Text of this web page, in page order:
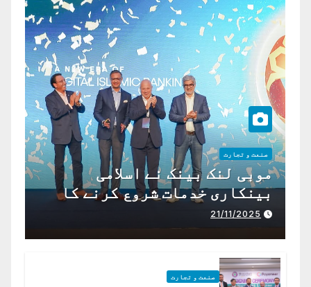
صنعت و تجارت
موبی لنک بینک نے اسلامی
بینکاری خدمات شروع کرنے کا
اعلان کیا ہے،
21/11/2025
صنعت و تجارت